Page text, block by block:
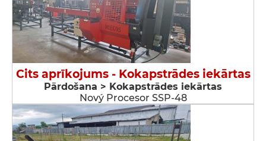
Cits aprīkojums - Kokapstrādes iekārtas
Pārdošana > Kokapstrādes iekārtas
Nový Procesor SSP-48